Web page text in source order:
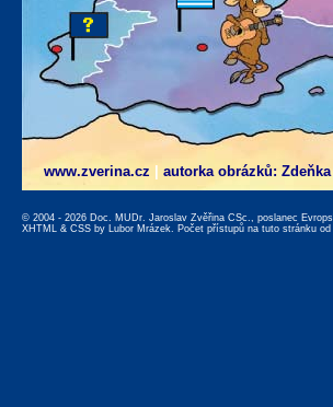
www.zverina.cz autorka obrázků:
© 2004 - 2026 Doc. MUDr. Jaroslav Zvěřina CSc., poslanec
XHTML & CSS by Lubor Mrázek. Počet přístupů na tuto stránku od